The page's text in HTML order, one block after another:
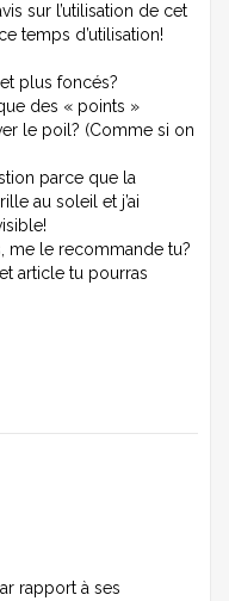
sur l’utilisation de cet
temps d’utilisation!
plus foncés?
des « points »
le poil? (Comme si on
parce que la
au soleil et j’ai
me le recommande tu?
article tu pourras
rapport à ses